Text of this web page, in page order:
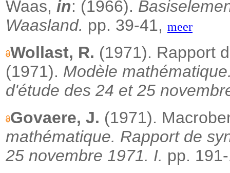
Waas, in: (1966).
Waasland. pp. 39-41, meer
Wollast, R. (1971). Rapport
(1971). Modèle
d'étude des 24 et 25
Govaere, J. (1971).
mathématique. Rapport de
25 novembre 1971. I. pp.